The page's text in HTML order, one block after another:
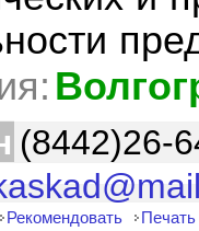
(8442)26-
Рекомендовать Печать